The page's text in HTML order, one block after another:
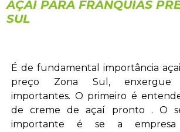
AÇAI PARA FRANQUIAS
SUL
É de fundamental importância
preço Zona Sul, enxergue
importantes. O primeiro é
de creme de açaí pronto . O
importante é se a